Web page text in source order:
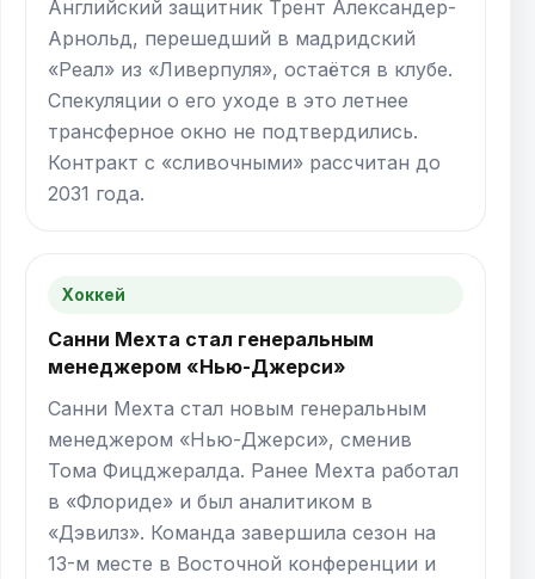
Английский защитник Трент Александер-
Арнольд, перешедший в мадридский
«Реал» из «Ливерпуля», остаётся в клубе.
Спекуляции о его уходе в это летнее
трансферное окно не подтвердились.
Контракт с «сливочными» рассчитан до
2031 года.
Хоккей
Санни Мехта стал генеральным
менеджером «Нью-Джерси»
Санни Мехта стал новым генеральным
менеджером «Нью-Джерси», сменив
Тома Фицджералда. Ранее Мехта работал
в «Флориде» и был аналитиком в
«Дэвилз». Команда завершила сезон на
13-м месте в Восточной конференции и